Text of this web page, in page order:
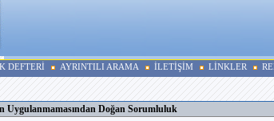
DEFTERİ AYRINTILI ARAMA İLETİŞİM LİNKLER
Uygulanmamasından Doğan Sorumluluk